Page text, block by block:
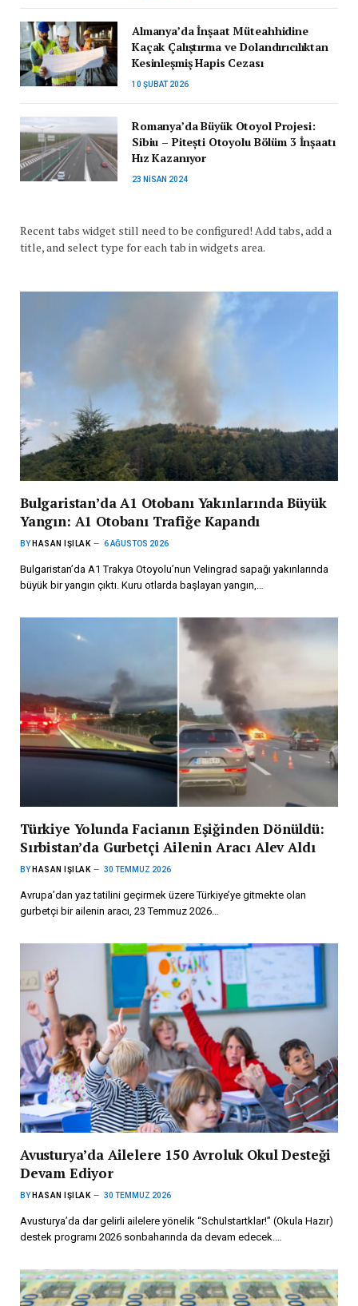
Almanya’da İnşaat Müteahhidine
Kaçak Çalıştırma ve Dolandırıcılıktan
Kesinleşmiş Hapis Cezası
10 ŞUBAT 2026
Romanya’da Büyük Otoyol Projesi:
Sibiu – Pitești Otoyolu Bölüm 3 İnşaatı
Hız Kazanıyor
23 NISAN 2024
Recent tabs widget still need to be configured! Add tabs, add a
title, and select type for each tab in widgets area.
Bulgaristan’da A1 Otobanı Yakınlarında Büyük
Yangın: A1 Otobanı Trafiğe Kapandı
BY HASAN IŞILAK 6 AĞUSTOS 2026
Bulgaristan’da A1 Trakya Otoyolu’nun Velingrad sapağı yakınlarında
büyük bir yangın çıktı. Kuru otlarda başlayan yangın,…
Türkiye Yolunda Facianın Eşiğinden Dönüldü:
Sırbistan’da Gurbetçi Ailenin Aracı Alev Aldı
BY HASAN IŞILAK 30 TEMMUZ 2026
Avrupa’dan yaz tatilini geçirmek üzere Türkiye’ye gitmekte olan
gurbetçi bir ailenin aracı, 23 Temmuz 2026…
Avusturya’da Ailelere 150 Avroluk Okul Desteği
Devam Ediyor
BY HASAN IŞILAK 30 TEMMUZ 2026
Avusturya’da dar gelirli ailelere yönelik “Schulstartklar!” (Okula Hazır)
destek programı 2026 sonbaharında da devam edecek.…